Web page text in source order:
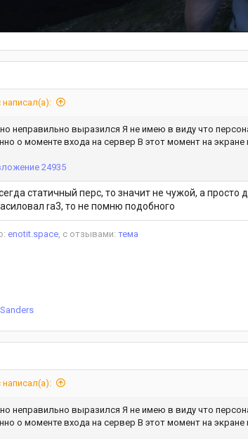
написал(а):
неправильно выразился Я не имею в виду что
о моменте входа на сервер В этот момент на
24935
статичный перс, то значит не чужой, а просто
ra3, то не помню подобного
enotit.space, с отзывами: тема
написал(а):
неправильно выразился Я не имею в виду что
о моменте входа на сервер В этот момент на